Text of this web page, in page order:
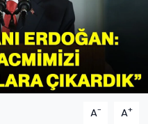
A- A+